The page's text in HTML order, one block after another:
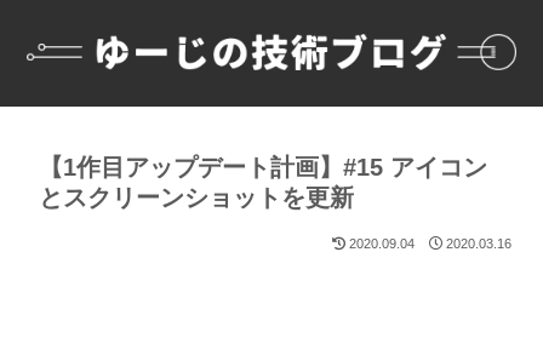
【1作目アップデート計画】#15 アイコン
とスクリーンショットを更新
2020.09.04 2020.03.16